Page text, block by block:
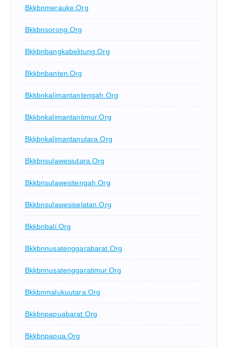
Bkkbnmerauke.org
Bkkbnsorong.org
Bkkbnbangkabelitung.org
Bkkbnbanten.org
Bkkbnkalimantantengah.org
Bkkbnkalimantantimur.org
Bkkbnkalimantanutara.org
Bkkbnsulawesiutara.org
Bkkbnsulawesitengah.org
Bkkbnsulawesiselatan.org
Bkkbnbali.org
Bkkbnnusatenggarabarat.org
Bkkbnnusatenggaratimur.org
Bkkbnmalukuutara.org
Bkkbnpapuabarat.org
Bkkbnpapua.org